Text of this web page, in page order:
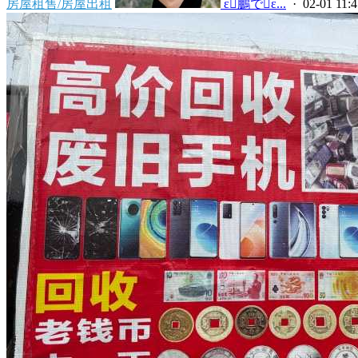
房屋租售/房屋出租  ε鵬でε... · 02-01